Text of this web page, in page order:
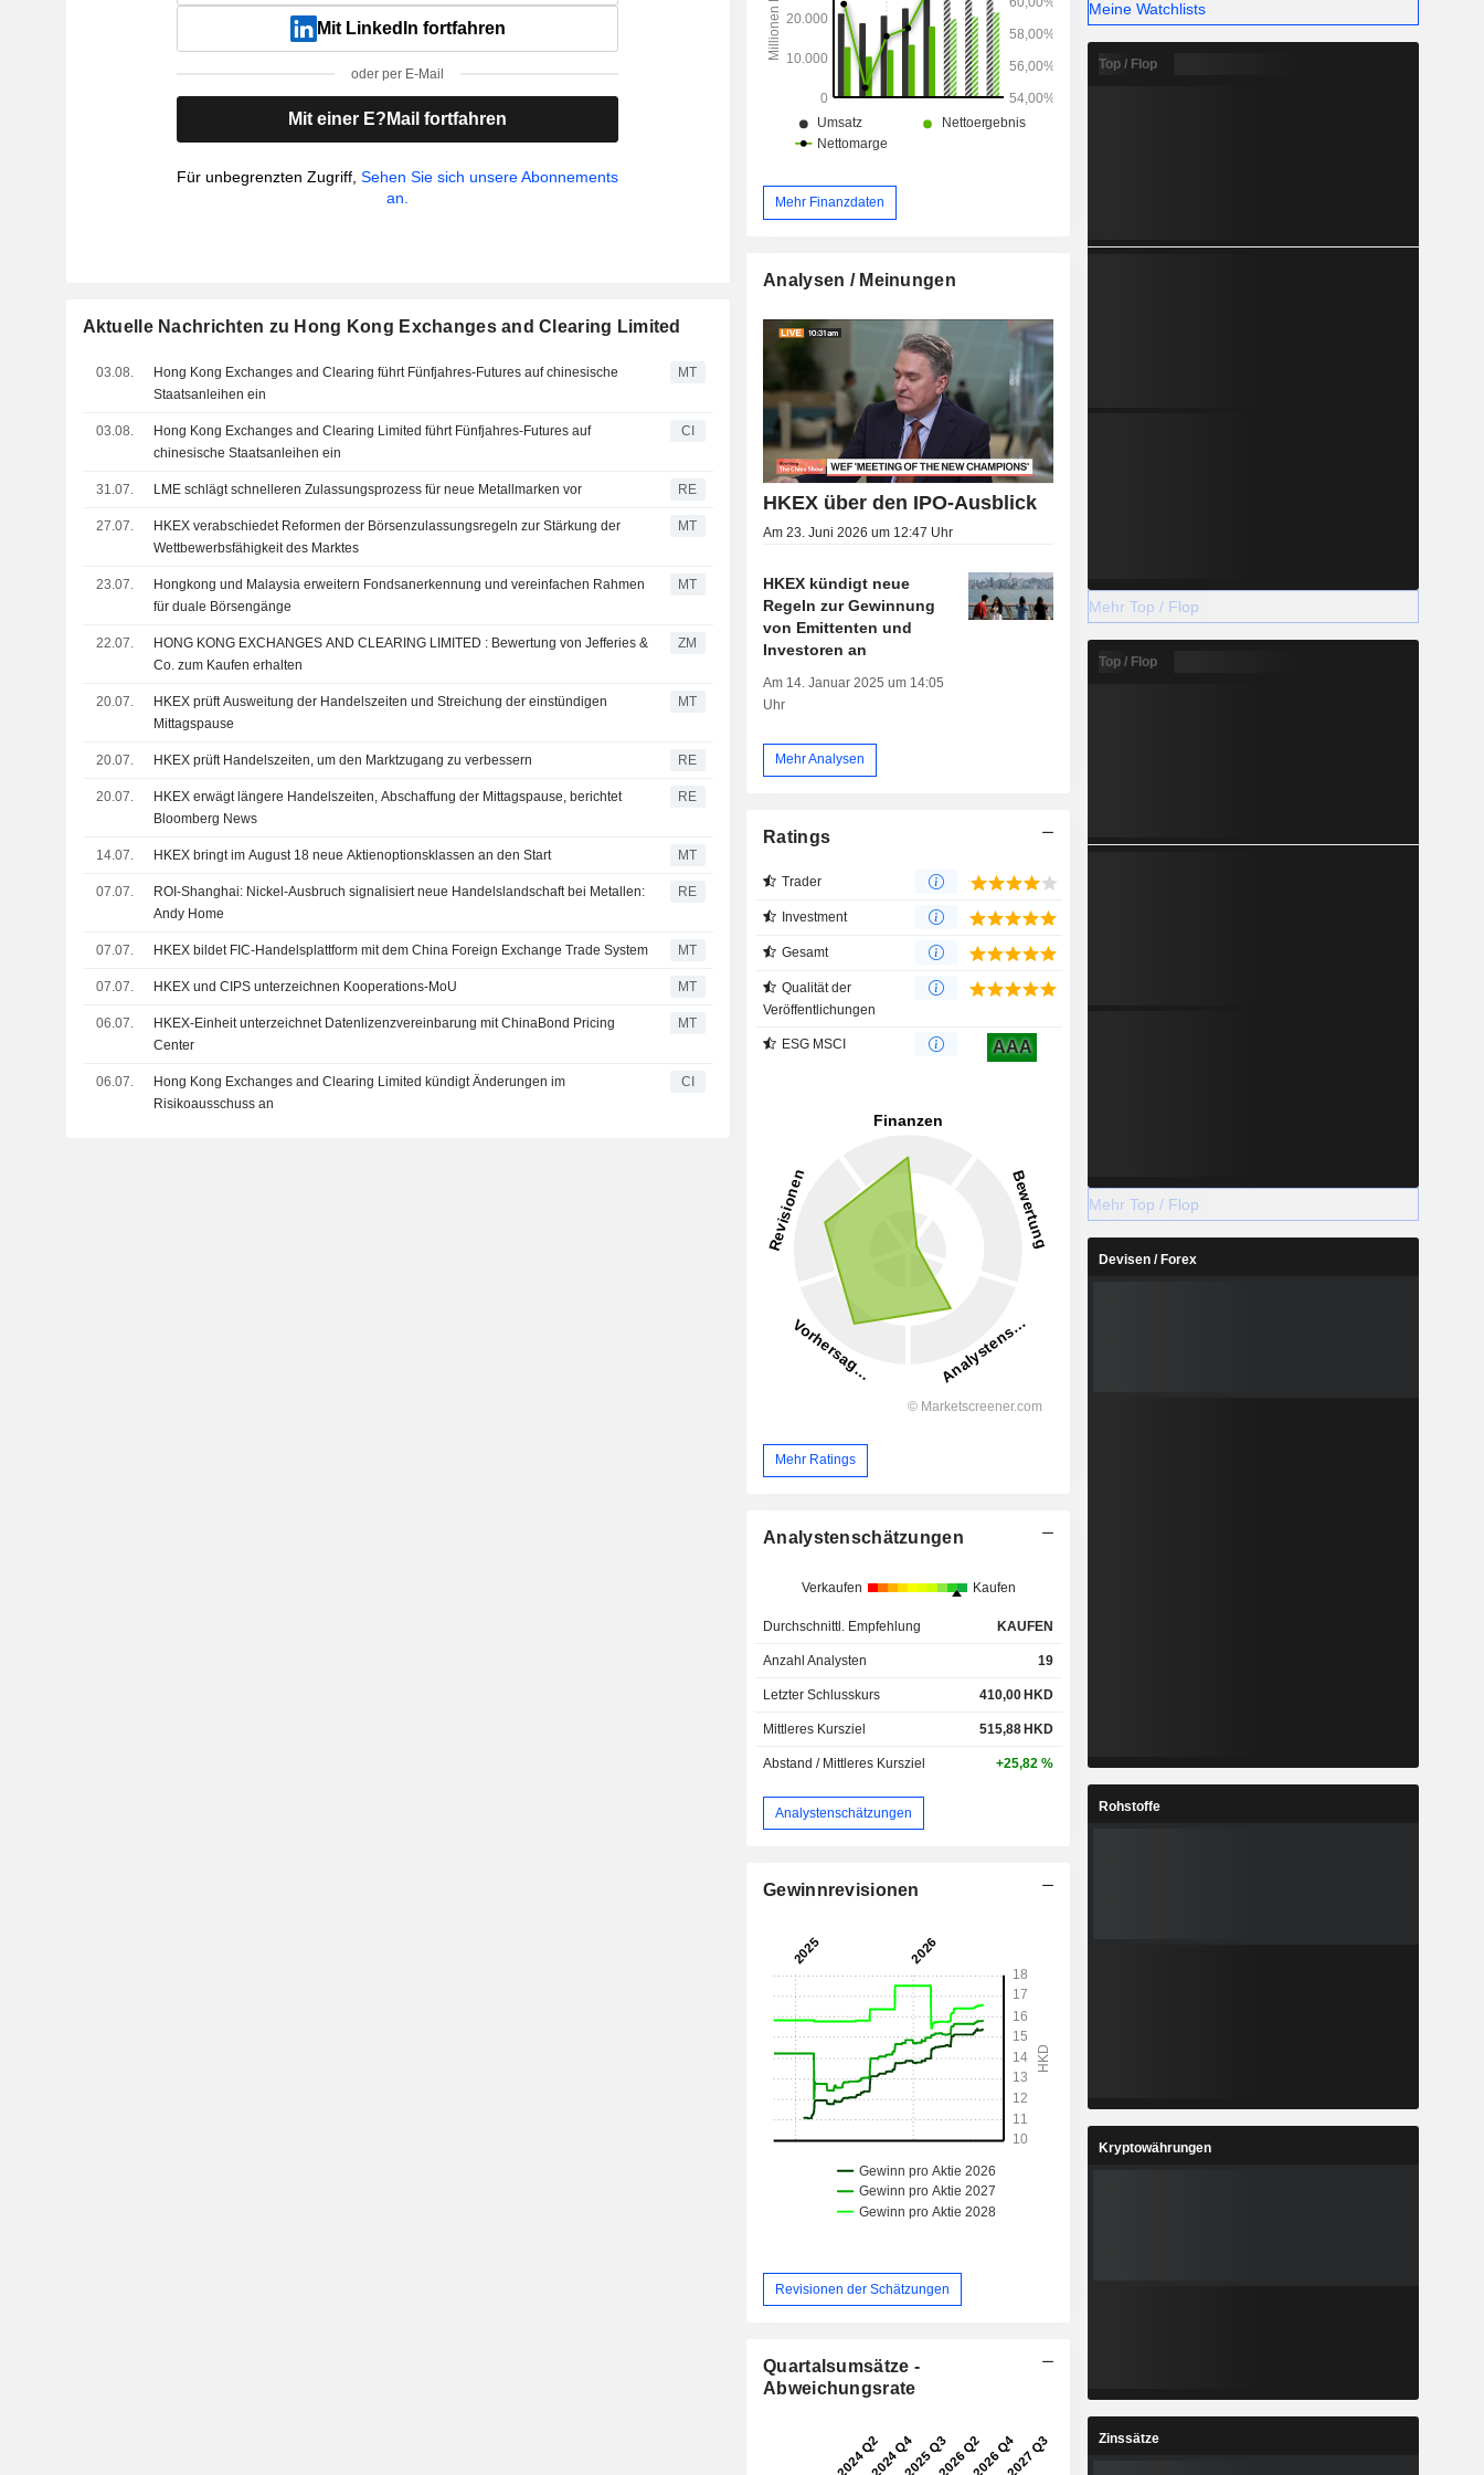
Mit LinkedIn fortfahren
oder per E-Mail
Mit einer E?Mail fortfahren
Für unbegrenzten Zugriff,Sehen Sie sich unsere Abonnements
an.
Aktuelle Nachrichten zu Hong Kong Exchanges and Clearing Limited
03.08.
Hong Kong Exchanges and Clearing führt Fünfjahres-Futures auf chinesische
Staatsanleihen ein
MT
03.08.
Hong Kong Exchanges and Clearing Limited führt Fünfjahres-Futures auf
chinesische Staatsanleihen ein
CI
31.07. LME schlägt schnelleren Zulassungsprozess für neue Metallmarken vor RE
27.07.
HKEX verabschiedet Reformen der Börsenzulassungsregeln zur Stärkung der
Wettbewerbsfähigkeit des Marktes
MT
23.07.
Hongkong und Malaysia erweitern Fondsanerkennung und vereinfachen Rahmen
für duale Börsengänge
MT
22.07.
HONG KONG EXCHANGES AND CLEARING LIMITED : Bewertung von Jefferies &
Co. zum Kaufen erhalten
ZM
20.07.
HKEX prüft Ausweitung der Handelszeiten und Streichung der einstündigen
Mittagspause
MT
20.07. HKEX prüft Handelszeiten, um den Marktzugang zu verbessern RE
20.07.
HKEX erwägt längere Handelszeiten, Abschaffung der Mittagspause, berichtet
Bloomberg News
RE
14.07. HKEX bringt im August 18 neue Aktienoptionsklassen an den Start MT
07.07.
ROI-Shanghai: Nickel-Ausbruch signalisiert neue Handelslandschaft bei Metallen:
Andy Home
RE
07.07. HKEX bildet FIC-Handelsplattform mit dem China Foreign Exchange Trade System MT
07.07. HKEX und CIPS unterzeichnen Kooperations-MoU MT
06.07.
HKEX-Einheit unterzeichnet Datenlizenzvereinbarung mit ChinaBond Pricing
Center
MT
06.07.
Hong Kong Exchanges and Clearing Limited kündigt Änderungen im
Risikoausschuss an
CI
Mehr Finanzdaten
Analysen / Meinungen
HKEX über den IPO-Ausblick
Am 23. Juni 2026 um 12:47 Uhr
HKEX kündigt neue
Regeln zur Gewinnung
von Emittenten und
Investoren an
Am 14. Januar 2025 um 14:05
Uhr
Mehr Analysen
Ratings
Trader
Investment
Gesamt
Qualität der
Veröffentlichungen
ESG MSCI AAA
Mehr Ratings
Analystenschätzungen
Verkaufen Kaufen
Durchschnittl. Empfehlung KAUFEN
Anzahl Analysten 19
Letzter Schlusskurs 410,00 HKD
Mittleres Kursziel 515,88 HKD
Abstand / Mittleres Kursziel +25,82 %
Analystenschätzungen
Gewinnrevisionen
Revisionen der Schätzungen
Quartalsumsätze -
Abweichungsrate
Meine Watchlists
Top / Flop
Mehr Top / Flop
Top / Flop
Mehr Top / Flop
Devisen / Forex
Rohstoffe
Kryptowährungen
Zinssätze